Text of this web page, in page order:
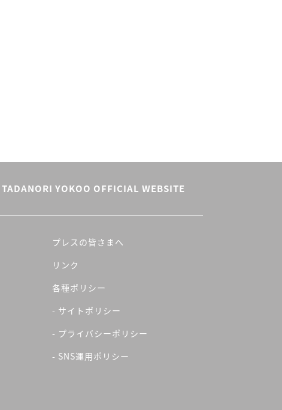
TADANORI YOKOO OFFICIAL WEBSITE
プレスの皆さまへ
リンク
各種ポリシー
- サイトポリシー
- プライバシーポリシー
- SNS運用ポリシー